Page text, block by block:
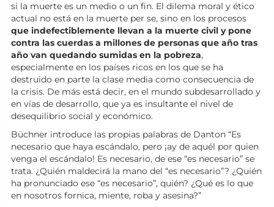
si la muerte es un medio o un fin. El dilema moral y ético
actual no está en la muerte per se, sino en los procesos
que indefectiblemente llevan a la muerte civil y pone
contra las cuerdas a millones de personas que año tras
año van quedando sumidas en la pobreza,
especialmente en los países ricos en los que se ha
destruido en parte la clase media como consecuencia de
la crisis. De más está decir, en el mundo subdesarrollado y
en vías de desarrollo, que ya es insultante el nivel de
desequilibrio social y económico.
Büchner introduce las propias palabras de Danton “Es
necesario que haya escándalo, pero ¡ay de aquél por quien
venga el escándalo! Es necesario, de ese “es necesario” se
trata. ¿Quién maldecirá la mano del “es necesario”? ¿Quién
ha pronunciado ese “es necesario”, quién? ¿Qué es lo que
en nosotros fornica, miente, roba y asesina?”